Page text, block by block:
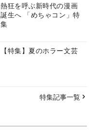
熱狂を呼ぶ新時代の漫画
誕生へ 「めちゃコン」特
集
【特集】夏のホラー文芸
特集記事一覧